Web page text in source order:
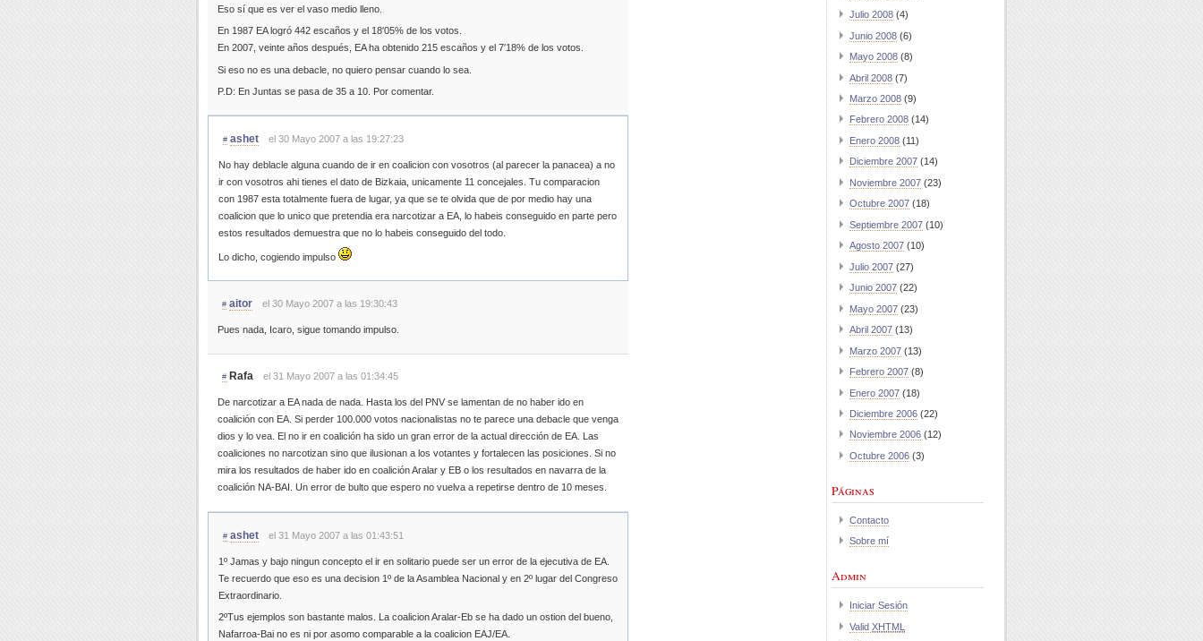
Eso sí que es ver el vaso medio lleno.
En 1987 EA logró 442 escaños y el 18′05% de los votos.
En 2007, veinte años después, EA ha obtenido 215 escaños y el 7′18% de los votos.
Si eso no es una debacle, no quiero pensar cuando lo sea.
P.D: En Juntas se pasa de 35 a 10. Por comentar.
# ashet el 30 Mayo 2007 a las 19:27:23
No hay deblacle alguna cuando de ir en coalicion con vosotros (al parecer la panacea) a no
ir con vosotros ahi tienes el dato de Bizkaia, unicamente 11 concejales. Tu comparacion
con 1987 esta totalmente fuera de lugar, ya que se te olvida que de por medio hay una
coalicion que lo unico que pretendia era narcotizar a EA, lo habeis conseguido en parte pero
estos resultados demuestra que no lo habeis conseguido del todo.
Lo dicho, cogiendo impulso
# aitor el 30 Mayo 2007 a las 19:30:43
Pues nada, Icaro, sigue tomando impulso.
# Rafa el 31 Mayo 2007 a las 01:34:45
De narcotizar a EA nada de nada. Hasta los del PNV se lamentan de no haber ido en
coalición con EA. Si perder 100.000 votos nacionalistas no te parece una debacle que venga
dios y lo vea. El no ir en coalición ha sido un gran error de la actual dirección de EA. Las
coaliciones no narcotizan sino que ilusionan a los votantes y fortalecen las posiciones. Si no
mira los resultados de haber ido en coalición Aralar y EB o los resultados en navarra de la
coalición NA-BAI. Un error de bulto que espero no vuelva a repetirse dentro de 10 meses.
# ashet el 31 Mayo 2007 a las 01:43:51
1º Jamas y bajo ningun concepto el ir en solitario puede ser un error de la ejecutiva de EA.
Te recuerdo que eso es una decision 1º de la Asamblea Nacional y en 2º lugar del Congreso
Extraordinario.
2ºTus ejemplos son bastante malos. La coalicion Aralar-Eb se ha dado un ostion del bueno,
Nafarroa-Bai no es ni por asomo comparable a la coalicion EAJ/EA.
Julio 2008 (4)
Junio 2008 (6)
Mayo 2008 (8)
Abril 2008 (7)
Marzo 2008 (9)
Febrero 2008 (14)
Enero 2008 (11)
Diciembre 2007 (14)
Noviembre 2007 (23)
Octubre 2007 (18)
Septiembre 2007 (10)
Agosto 2007 (10)
Julio 2007 (27)
Junio 2007 (22)
Mayo 2007 (23)
Abril 2007 (13)
Marzo 2007 (13)
Febrero 2007 (8)
Enero 2007 (18)
Diciembre 2006 (22)
Noviembre 2006 (12)
Octubre 2006 (3)
Páginas
Contacto
Sobre mí
Admin
Iniciar Sesión
Valid XHTML